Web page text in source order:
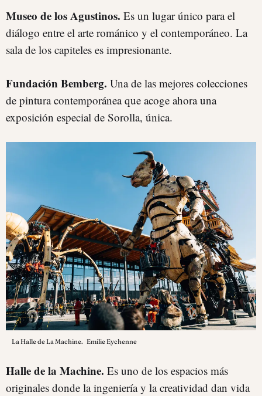
Museo de los Agustinos. Es un lugar único para el
diálogo entre el arte románico y el contemporáneo. La
sala de los capiteles es impresionante.
Fundación Bemberg. Una de las mejores colecciones
de pintura contemporánea que acoge ahora una
exposición especial de Sorolla, única.
La Halle de La Machine. Emilie Eychenne
Halle de la Machine. Es uno de los espacios más
originales donde la ingeniería y la creatividad dan vida